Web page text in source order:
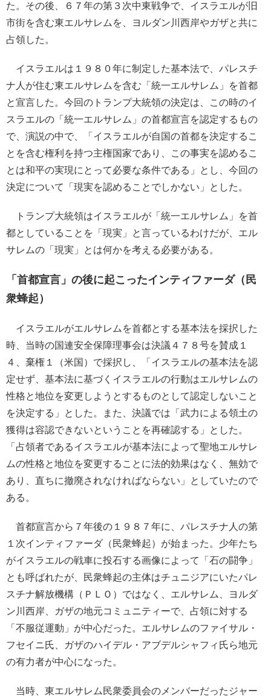
た。その後、６７年の第３次中東戦争で、イスラエルが旧
市街を含む東エルサレムを、ヨルダン川西岸やガザと共に
占領した。
イスラエルは１９８０年に制定した基本法で、パレスチ
ナ人が住む東エルサレムを含む「統一エルサレム」を首都
と宣言した。今回のトランプ大統領の決定は、この時のイ
スラエルの「統一エルサレム」の首都宣言を認定するもの
で、演説の中で、「イスラエルが自国の首都を決定するこ
とを含む権利を持つ主権国家であり、この事実を認めるこ
とは和平の実現にとって必要な条件である」とし、今回の
決定について「現実を認めることでしかない」とした。
トランプ大統領はイスラエルが「統一エルサレム」を首
都としていることを「現実」と言っているわけだが、エル
サレムの「現実」とは何かを考える必要がある。
「首都宣言」の後に起こったインティファーダ（民
衆蜂起）
イスラエルがエルサレムを首都とする基本法を採択した
時、当時の国連安全保障理事会は決議４７８号を賛成１
４、棄権１（米国）で採択し、「イスラエルの基本法を認
定せず、基本法に基づくイスラエルの行動はエルサレムの
性格と地位を変更しようとするものとして認定しないこと
を決定する」とした。また、決議では「武力による領土の
獲得は容認できないということを再確認する」とした。
「占領者であるイスラエルが基本法によって聖地エルサレ
ムの性格と地位を変更することに法的効果はなく、無効で
あり、直ちに撤廃されなければならない」としていたので
ある。
首都宣言から７年後の１９８７年に、パレスチナ人の第
１次インティファーダ（民衆蜂起）が始まった。少年たち
がイスラエルの戦車に投石する画像によって「石の闘争」
とも呼ばれたが、民衆蜂起の主体はチュニジアにいたパレ
スチナ解放機構（ＰＬＯ）ではなく、エルサレム、ヨルダ
ン川西岸、ガザの地元コミュニティーで、占領に対する
「不服従運動」が中心だった。エルサレムのファイサル・
フセイニ氏、ガザのハイデル・アブデルシャフィ氏ら地元
の有力者が中心になった。
当時、東エルサレム民衆委員会のメンバーだったジャー